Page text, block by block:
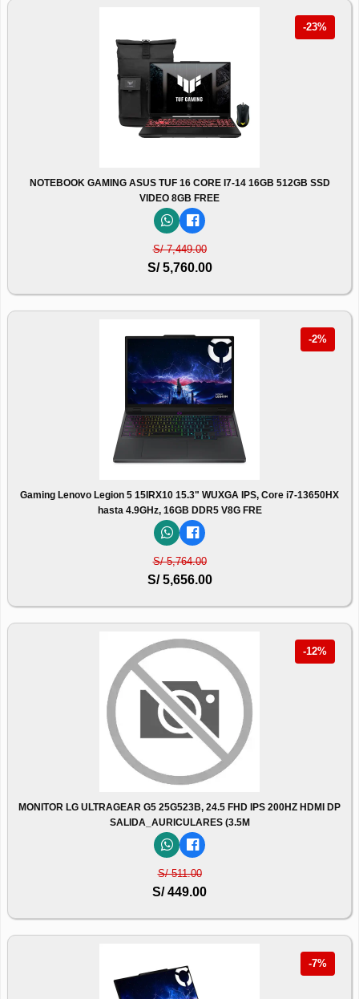
-23%
NOTEBOOK GAMING ASUS TUF 16 CORE I7-14 16GB 512GB SSD
VIDEO 8GB FREE
S/ 7,449.00
S/ 5,760.00
-2%
Gaming Lenovo Legion 5 15IRX10 15.3" WUXGA IPS, Core i7-13650HX
hasta 4.9GHz, 16GB DDR5 V8G FRE
S/ 5,764.00
S/ 5,656.00
-12%
MONITOR LG ULTRAGEAR G5 25G523B, 24.5 FHD IPS 200HZ HDMI DP
SALIDA_AURICULARES (3.5M
S/ 511.00
S/ 449.00
-7%